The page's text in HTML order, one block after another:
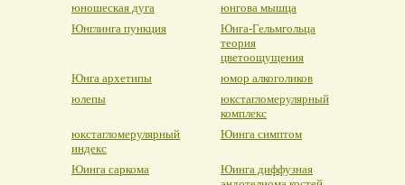
юношеская дуга
юнгова мышца
Юнглинга пункция
Юнга-Гельмгольца
теория
цветоощущения
Юнга архетипы
юмор алкоголиков
юлепы
юкстагломерулярный
комплекс
юкстагломерулярный
индекс
Юинга симптом
Юинга саркома
Юинга диффузная